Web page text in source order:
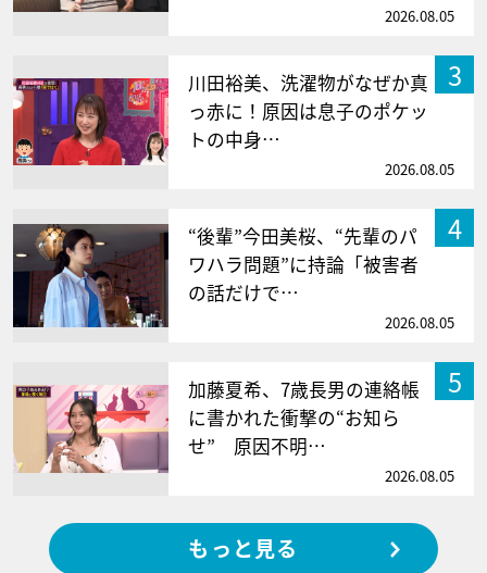
2026.08.05
3
川田裕美、洗濯物がなぜか真
っ赤に！原因は息子のポケッ
トの中身…
2026.08.05
4
“後輩”今田美桜、“先輩のパ
ワハラ問題”に持論「被害者
の話だけで…
2026.08.05
5
加藤夏希、7歳長男の連絡帳
に書かれた衝撃の“お知ら
せ” 原因不明…
2026.08.05
もっと見る